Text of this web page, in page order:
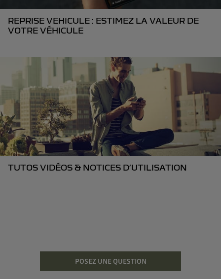
REPRISE VEHICULE : ESTIMEZ LA VALEUR DE
VOTRE VÉHICULE
TUTOS VIDÉOS & NOTICES D’UTILISATION
POSEZ UNE QUESTION